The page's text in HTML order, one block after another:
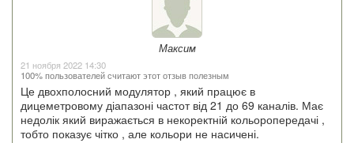
Максим
21 ноября 2022 14:30
100% пользователей считают этот отзыв полезным
Це двохполосний модулятор , який працює в
дицеметровому діапазоні частот від 21 до 69 каналів. Має
недолік який виражається в некоректній кольоропередачі ,
тобто показує чітко , але кольори не насичені.